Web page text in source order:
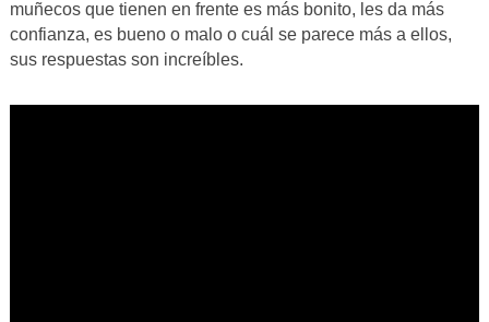
muñecos que tienen en frente es más bonito, les da más
confianza, es bueno o malo o cuál se parece más a ellos,
sus respuestas son increíbles.